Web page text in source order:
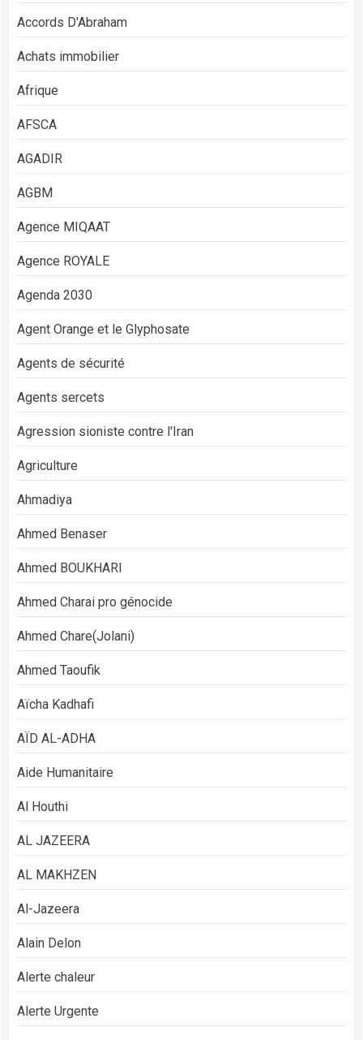
Accords D'Abraham
Achats immobilier
Afrique
AFSCA
AGADIR
AGBM
Agence MIQAAT
Agence ROYALE
Agenda 2030
Agent Orange et le Glyphosate
Agents de sécurité
Agents sercets
Agression sioniste contre l'Iran
Agriculture
Ahmadiya
Ahmed Benaser
Ahmed BOUKHARI
Ahmed Charai pro génocide
Ahmed Chare(Jolani)
Ahmed Taoufik
Aïcha Kadhafi
AÏD AL-ADHA
Aide Humanitaire
Al Houthi
AL JAZEERA
AL MAKHZEN
Al-Jazeera
Alain Delon
Alerte chaleur
Alerte Urgente